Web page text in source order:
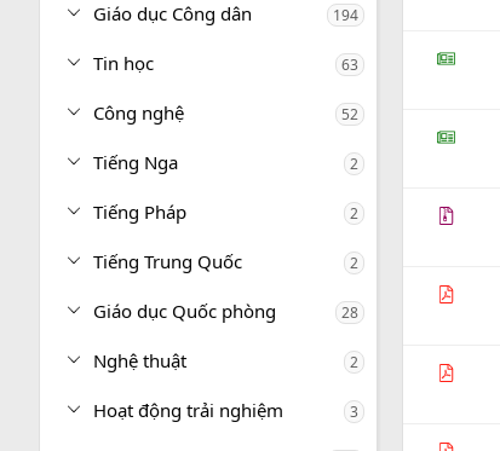
Giáo dục Công dân 194
Tin học 63
Công nghệ 52
Tiếng Nga 2
Tiếng Pháp 2
Tiếng Trung Quốc 2
Giáo dục Quốc phòng 28
Nghệ thuật 2
Hoạt động trải nghiệm 3